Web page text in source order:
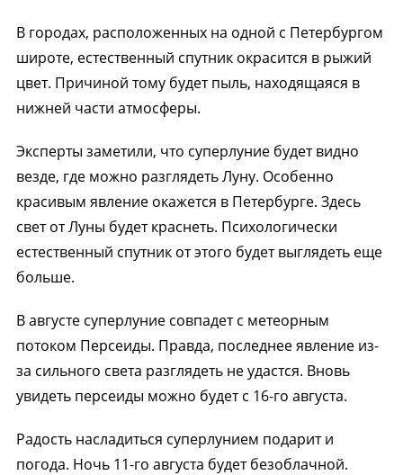
В городах, расположенных на одной с Петербургом
широте, естественный спутник окрасится в рыжий
цвет. Причиной тому будет пыль, находящаяся в
нижней части атмосферы.
Эксперты заметили, что суперлуние будет видно
везде, где можно разглядеть Луну. Особенно
красивым явление окажется в Петербурге. Здесь
свет от Луны будет краснеть. Психологически
естественный спутник от этого будет выглядеть еще
больше.
В августе суперлуние совпадет с метеорным
потоком Персеиды. Правда, последнее явление из-
за сильного света разглядеть не удастся. Вновь
увидеть персеиды можно будет с 16-го августа.
Радость насладиться суперлунием подарит и
погода. Ночь 11-го августа будет безоблачной.